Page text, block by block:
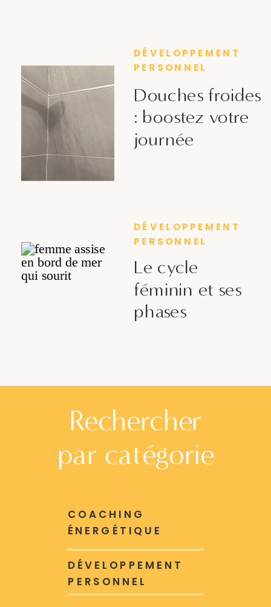
Douches froides
: boostez votre
journée
DÉVELOPPEMENT
PERSONNEL
Le cycle
féminin et ses
phases
DÉVELOPPEMENT
PERSONNEL
DÉVELOPPEMENT
PERSONNEL
COACHING
ÉNERGÉTIQUE
Rechercher
par catégorie